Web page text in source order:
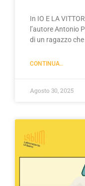
In IO E LA
l’autore Antonio
di un ragazzo
CONTINUA..
Agosto 30, 2025